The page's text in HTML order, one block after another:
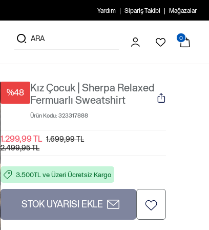
Yardım Sipariş Takibi Mağazalar
0
%48
Kız Çocuk | Sherpa Relaxed
Fermuarlı Sweatshirt
Ürün Kodu: 323317888
1.299,99 TL 1.699,99 TL
2.499,95 TL
3.500TL ve Üzeri Ücretsiz Kargo
STOK UYARISI EKLE